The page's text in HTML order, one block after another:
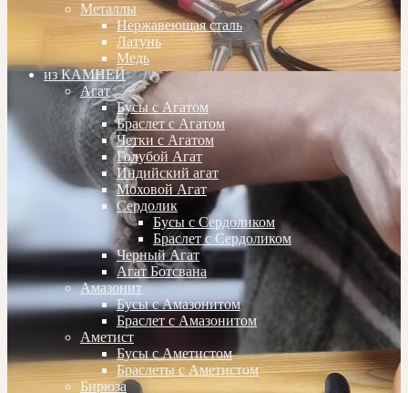
Металлы
Нержавеющая сталь
Латунь
Медь
из КАМНЕЙ
Агат
Бусы с Агатом
Браслет с Агатом
Четки с Агатом
Голубой Агат
Индийский агат
Моховой Агат
Сердолик
Бусы с Сердоликом
Браслет с Сердоликом
Черный Агат
Агат Ботсвана
Амазонит
Бусы с Амазонитом
Браслет с Амазонитом
Аметист
Бусы с Аметистом
Браслеты с Аметистом
Бирюза